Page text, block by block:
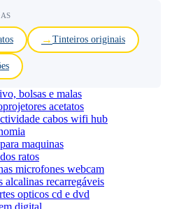
Tinteiros originais
bolsas e malas
acetatos
cabos wifi hub
maquinas
ratos
microfones webcam
alcalinas recarregáveis
opticos cd e dvd
digital